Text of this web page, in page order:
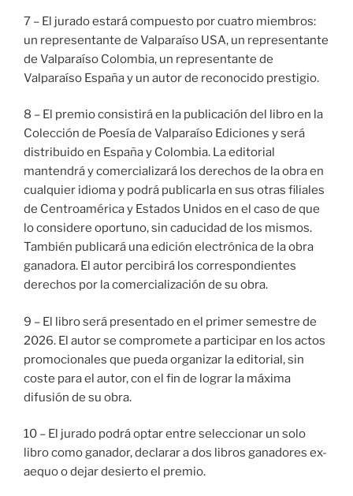
7 – El jurado estará compuesto por cuatro miembros:
un representante de Valparaíso USA, un representante
de Valparaíso Colombia, un representante de
Valparaíso España y un autor de reconocido prestigio.
8 – El premio consistirá en la publicación del libro en la
Colección de Poesía de Valparaíso Ediciones y será
distribuido en España y Colombia. La editorial
mantendrá y comercializará los derechos de la obra en
cualquier idioma y podrá publicarla en sus otras filiales
de Centroamérica y Estados Unidos en el caso de que
lo considere oportuno, sin caducidad de los mismos.
También publicará una edición electrónica de la obra
ganadora. El autor percibirá los correspondientes
derechos por la comercialización de su obra.
9 – El libro será presentado en el primer semestre de
2026. El autor se compromete a participar en los actos
promocionales que pueda organizar la editorial, sin
coste para el autor, con el fin de lograr la máxima
difusión de su obra.
10 – El jurado podrá optar entre seleccionar un solo
libro como ganador, declarar a dos libros ganadores ex-
aequo o dejar desierto el premio.